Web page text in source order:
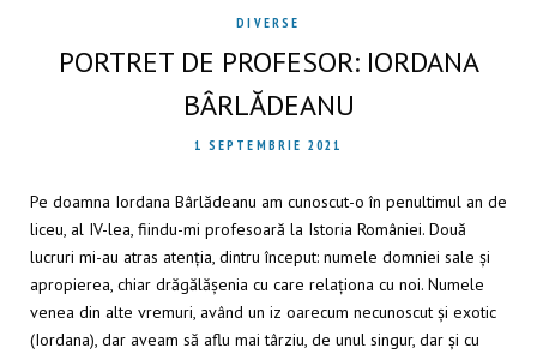
DIVERSE
PORTRET DE PROFESOR: IORDANA
BÂRLĂDEANU
1 SEPTEMBRIE 2021
Pe doamna Iordana Bârlădeanu am cunoscut-o în penultimul an de
liceu, al IV-lea, fiindu-mi profesoară la Istoria României. Două
lucruri mi-au atras atenția, dintru început: numele domniei sale și
apropierea, chiar drăgălășenia cu care relaționa cu noi. Numele
venea din alte vremuri, având un iz oarecum necunoscut și exotic
(Iordana), dar aveam să aflu mai târziu, de unul singur, dar și cu